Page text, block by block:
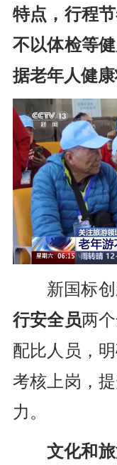
特点，行程
不以体检等
据老年人健
新国标
行安全员两
配比人员，
考核上岗，
力。
文化和